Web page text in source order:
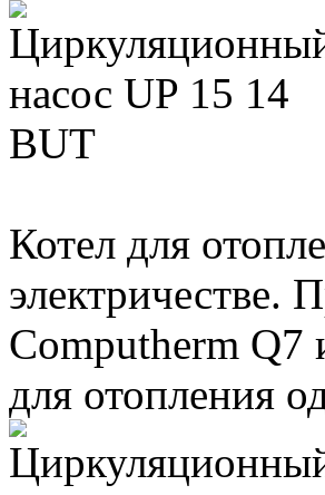
Котел для
электричестве.
Computherm Q7
для отопления